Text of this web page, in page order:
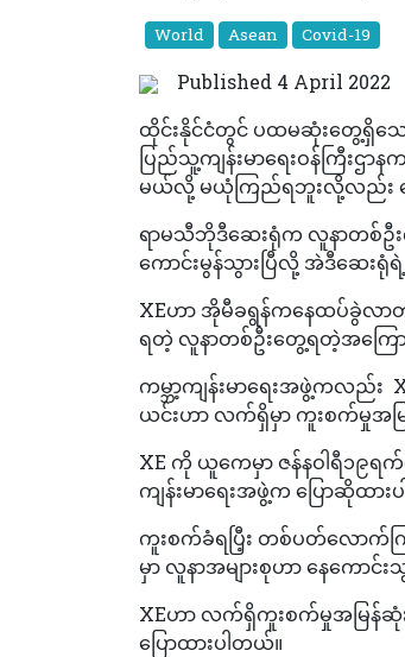
World Asean Covid-19
Published 4 April 2022
ထိုင်းနိုင်ငံတွင် ပထမဆုံးတွေ့ရှိသေ
ပြည်သူ့ကျန်းမာရေးဝန်ကြီးဌ
မယ်လို့ မယုံကြည်ရဘူးလို့လည်း ပ
ရာမသီဘိုဒီဆေးရုံက လူနာတစ်ဦ
ကောင်းမွန်သွားပြီလို့ အဲဒီဆေးရုံရဲ့
XEဟာ အိုမီခရွန်ကနေထပ်ခွဲလာတဲ့
ရတဲ့ လူနာတစ်ဦးတွေ့ရတဲ့အကြောင်
ကမ္ဘာ့ကျန်းမာရေးအဖွဲ့ကလည်
ယင်းဟာ လက်ရှိမှာ ကူးစက်မှုအမြ
XE ကို ယူကေမှာ ဇန်နဝါရီ၁
ကျန်းမာရေးအဖွဲ့က ပြောဆိုထား
ကူးစက်ခံရပြီ့း တစ်ပတ်လောက်က
မှာ လူနာအများစုဟာ နေကောင်
XEဟာ လက်ရှိကူးစက်မှုအမြန်ဆုံး
ပြောထားပါတယ်။